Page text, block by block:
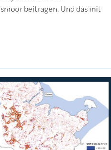
beitragen. Und das mit